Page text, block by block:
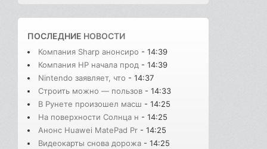
ПОСЛЕДНИЕ НОВОСТИ
Компания Sharp анонсиро - 14:39
Компания HP начала прод - 14:39
Nintendo заявляет, что - 14:37
Строить можно — пользов - 14:33
В Рунете произошел масш - 14:25
На поверхности Солнца н - 14:25
Анонс Huawei MatePad Pr - 14:25
Видеокарты снова дорожа - 14:25